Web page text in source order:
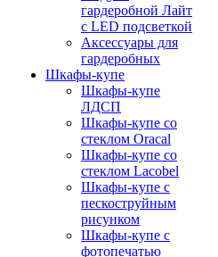
гардеробной Лайт
с LED подсветкой
Аксессуары для
гардеробных
Шкафы-купе
Шкафы-купе
ЛДСП
Шкафы-купе со
стеклом Oracal
Шкафы-купе со
стеклом Lacobel
Шкафы-купе с
пескоструйным
рисунком
Шкафы-купе с
фотопечатью